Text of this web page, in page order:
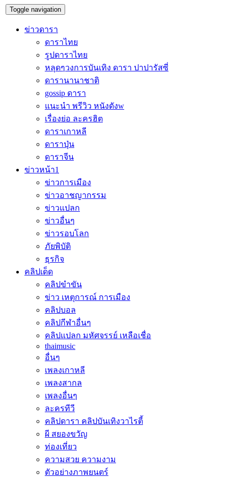
Toggle navigation
ข่าวดารา
ดาราไทย
รูปดาราไทย
หลุดๆวงการบันเทิง ดารา ปาปารัสซี่
ดารานานาชาติ
gossip ดารา
แนะนำ พรีวิว หนังดังw
เรื่องย่อ ละครฮิต
ดาราเกาหลี
ดาราปุ่น
ดาราจีน
ข่าวหน้า1
ข่าวการเมือง
ข่าวอาชญากรรม
ข่าวแปลก
ข่าวอื่นๆ
ข่าวรอบโลก
ภัยพิบัติ
ธุรกิจ
คลิปเด็ด
คลิปขำขัน
ข่าว เหตุการณ์ การเมือง
คลิปบอล
คลิปกีฬาอื่นๆ
คลิปแปลก มหัศจรรย์ เหลือเชื่อ
thaimusic
อื่นๆ
เพลงเกาหลี
เพลงสากล
เพลงอื่นๆ
ละครทีวี
คลิปดารา คลิปบันเทิงวาไรตี้
ผี สยองขวัญ
ท่องเที่ยว
ความสวย ความงาม
ตัวอย่างภาพยนตร์